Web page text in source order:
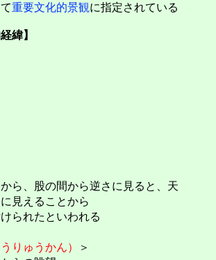
重要文化的景観に指定されている
緯】
ら、股の間から逆さに見ると、天
見えることから
られたといわれる
りゅうかん）
＞